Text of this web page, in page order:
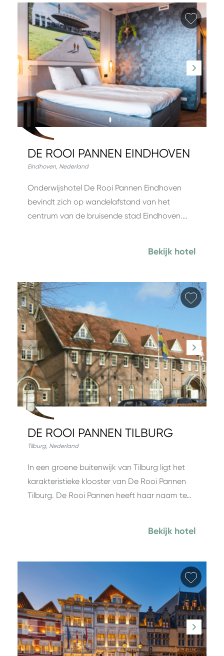
DE ROOI PANNEN EINDHOVEN
Eindhoven, Nederland
Onderwijshotel De Rooi Pannen Eindhoven
bevindt zich op wandelafstand van het
centrum van de bruisende stad Eindhoven.…
Bekijk hotel
DE ROOI PANNEN TILBURG
Tilburg, Nederland
In een groene buitenwijk van Tilburg ligt het
karakteristieke klooster van De Rooi Pannen
Tilburg. De Rooi Pannen heeft haar naam te…
Bekijk hotel